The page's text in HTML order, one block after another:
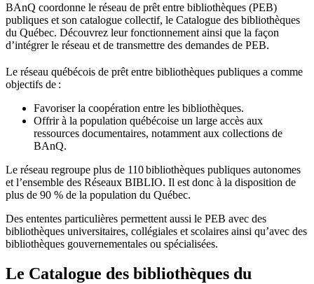
BAnQ coordonne le réseau de prêt entre bibliothèques (PEB)
publiques et son catalogue collectif, le Catalogue des bibliothèques
du Québec. Découvrez leur fonctionnement ainsi que la façon
d’intégrer le réseau et de transmettre des demandes de PEB.
Le réseau québécois de prêt entre bibliothèques publiques a comme
objectifs de :
Favoriser la coopération entre les bibliothèques.
Offrir à la population québécoise un large accès aux
ressources documentaires, notamment aux collections de
BAnQ.
Le réseau regroupe plus de 110bibliothèques publiques autonomes
et l’ensemble des Réseaux BIBLIO. Il est donc à la disposition de
plus de 90 % de la population du Québec.
Des ententes particulières permettent aussi le PEB avec des
bibliothèques universitaires, collégiales et scolaires ainsi qu’avec des
bibliothèques gouvernementales ou spécialisées.
Le Catalogue des bibliothèques du